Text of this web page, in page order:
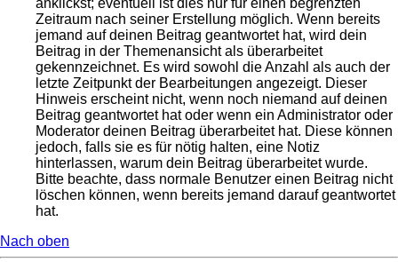
Zeitraum nach seiner Erstellung möglich. Wenn bereits
jemand auf deinen Beitrag geantwortet hat, wird dein
Beitrag in der Themenansicht als überarbeitet
gekennzeichnet. Es wird sowohl die Anzahl als auch der
letzte Zeitpunkt der Bearbeitungen angezeigt. Dieser
Hinweis erscheint nicht, wenn noch niemand auf deinen
Beitrag geantwortet hat oder wenn ein Administrator oder
Moderator deinen Beitrag überarbeitet hat. Diese können
jedoch, falls sie es für nötig halten, eine Notiz
hinterlassen, warum dein Beitrag überarbeitet wurde.
Bitte beachte, dass normale Benutzer einen Beitrag nicht
löschen können, wenn bereits jemand darauf geantwortet
hat.
Nach oben